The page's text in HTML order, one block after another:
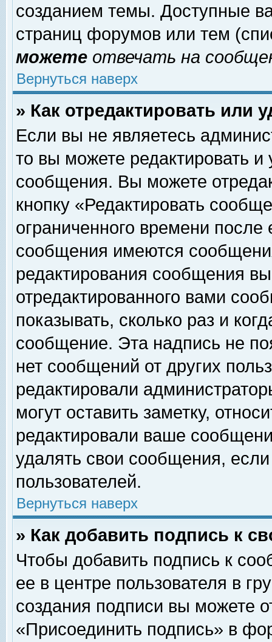
созданием темы. Доступные
страниц форумов или тем
можете отвечать на
Вернуться наверх
» Как отредактировать или
Если вы не являетесь
то вы можете редактировать и
сообщения. Вы можете
кнопку «Редактировать
ограниченного времени
сообщения имеются
редактирования сообщения
отредактированного вами
показывать, сколько раз и
сообщение. Эта надпись не
нет сообщений от других
редактировали
могут оставить заметку,
редактировали ваше
удалять свои сообщения,
пользователей.
Вернуться наверх
» Как добавить подпись к
Чтобы добавить подпись к
ее в центре пользователя в
создания подписи вы можете
«Присоединить подпись» в